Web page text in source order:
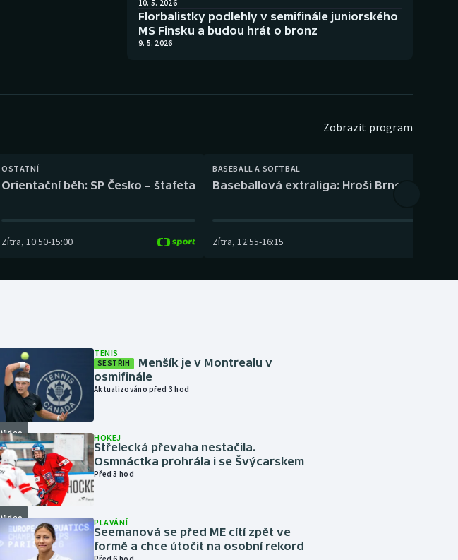
10. 5. 2026
Florbalistky podlehly v semifinále juniorského
MS Finsku a budou hrát o bronz
9. 5. 2026
Zobrazit program
OSTATNÍ
Orientační běh: SP Česko – štafeta
Zítra, 10:50-15:00
BASEBALL A SOFTBAL
Baseballová extraliga: Hroši Brno – Eagles
Zítra, 12:55-16:15
Video
TENIS
SESTŘIH
Menšík je v Montrealu v
osmifinále
Aktualizováno před 3 hod
Video
HOKEJ
Střelecká převaha nestačila.
Osmnáctka prohrála i se Švýcarskem
Před 3 hod
PLAVÁNÍ
Seemanová se před ME cítí zpět ve
formě a chce útočit na osobní rekord